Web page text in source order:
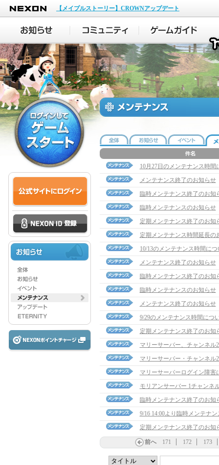
NEXON
【メイプルストーリー】CROWNアップデート
10月27日のメンテナンス時間
メンテナンス終了のお知らせ
臨時メンテナンス終了のお知
臨時メンテナンスのお知らせ
定期メンテナンス終了のお知
定期メンテナンス時間延長の
10/13のメンテナンス時間につ
メンテナンス終了のお知らせ
臨時メンテナンス終了のお知
臨時メンテナンスのお知らせ
メンテナンス終了のお知らせ
9/29のメンテナンス時間につ
定期メンテナンス終了のお知
マリーサーバー、チャンネル
マリーサーバー・チャンネル
マリーサーバーログイン障害
モリアンサーバー 1チャンネ
臨時メンテナンス終了のお知
9/16 14:00より臨時メンテナ
定期メンテナンス終了のお知
前へ 171 172 173